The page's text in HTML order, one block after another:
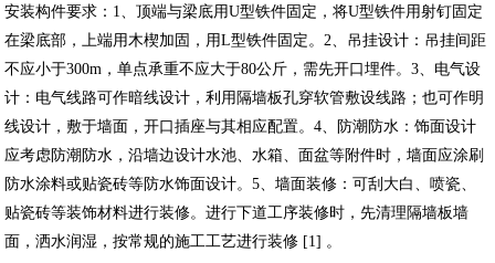
安装构件要求：1、顶端与梁底用U型铁件固定，将U型铁件用射钉固定
在梁底部，上端用木楔加固，用L型铁件固定。2、吊挂设计：吊挂间距
不应小于300m，单点承重不应大于80公斤，需先开口埋件。3、电气设
计：电气线路可作暗线设计，利用隔墙板孔穿软管敷设线路；也可作明
线设计，敷于墙面，开口插座与其相应配置。4、防潮防水：饰面设计
应考虑防潮防水，沿墙边设计水池、水箱、面盆等附件时，墙面应涂刷
防水涂料或贴瓷砖等防水饰面设计。5、墙面装修：可刮大白、喷瓷、
贴瓷砖等装饰材料进行装修。进行下道工序装修时，先清理隔墙板墙
面，洒水润湿，按常规的施工工艺进行装修 [1] 。